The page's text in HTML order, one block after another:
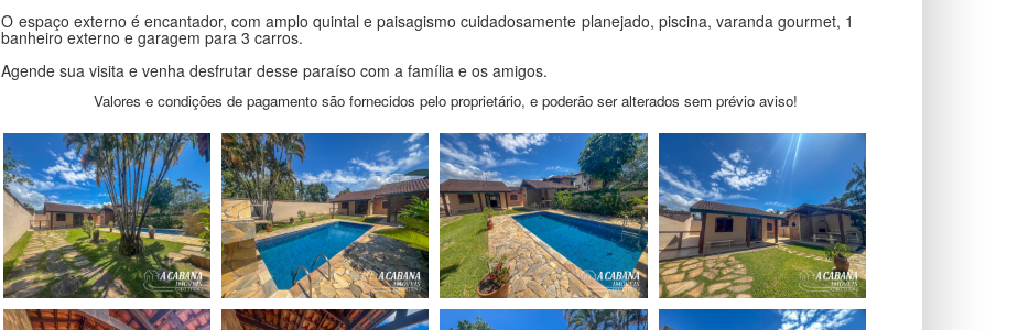
O espaço externo é encantador, com amplo quintal e paisagismo cuidadosamente planejado, piscina, varanda gourmet, 1
banheiro externo e garagem para 3 carros.
Agende sua visita e venha desfrutar desse paraíso com a família e os amigos.
Valores e condições de pagamento são fornecidos pelo proprietário, e poderão ser alterados sem prévio aviso!